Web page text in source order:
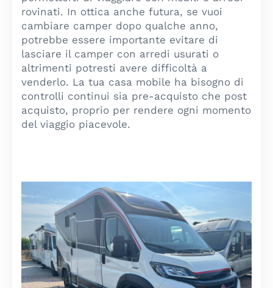
rovinati. In ottica anche futura, se vuoi
cambiare camper dopo qualche anno,
potrebbe essere importante evitare di
lasciare il camper con arredi usurati o
altrimenti potresti avere difficoltà a
venderlo. La tua casa mobile ha bisogno di
controlli continui sia pre-acquisto che post
acquisto, proprio per rendere ogni momento
del viaggio piacevole.
price
was:
69.500€.
Current
price
64.900€.